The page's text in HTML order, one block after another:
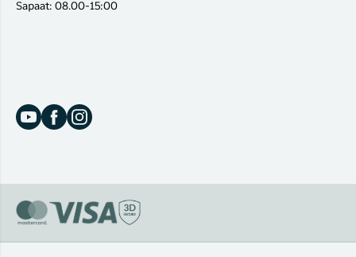
Sapaat: 08.00-15:00